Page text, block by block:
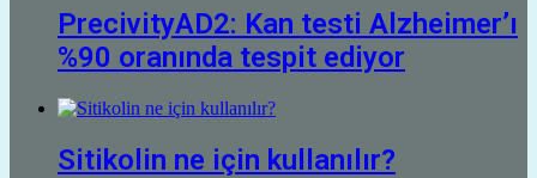
PrecivityAD2: Kan testi Alzheimer’ı
%90 oranında tespit ediyor
Sitikolin ne için kullanılır?